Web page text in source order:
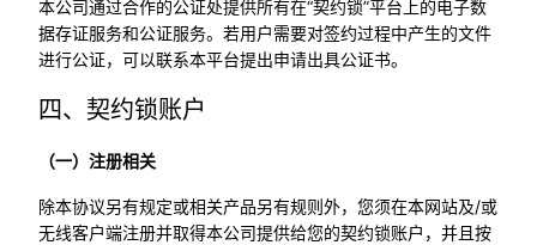
本公司通过合作的公证处提供所有在“契约锁”平台上的电子数
据存证服务和公证服务。若用户需要对签约过程中产生的文件
进行公证，可以联系本平台提出申请出具公证书。
四、契约锁账户
（一）注册相关
除本协议另有规定或相关产品另有规则外，您须在本网站及/或
无线客户端注册并取得本公司提供给您的契约锁账户，并且按